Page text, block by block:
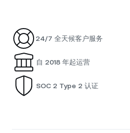
24/7 全天候客户服务
自 2018 年起运营
SOC 2 Type 2 认证